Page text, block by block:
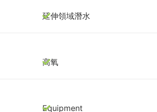
延伸領域潛水
高氧
Equipment